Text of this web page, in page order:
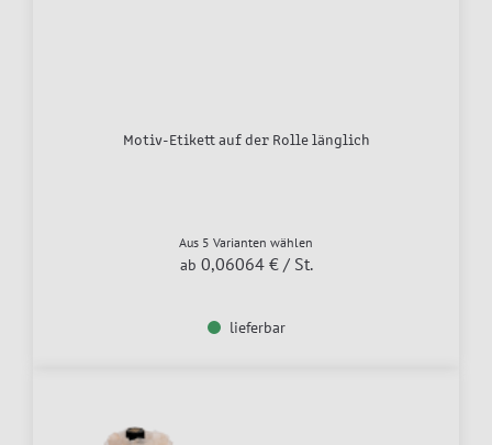
Motiv-Etikett auf der Rolle länglich
Aus 5 Varianten wählen
ab 0,06064 € / St.
lieferbar